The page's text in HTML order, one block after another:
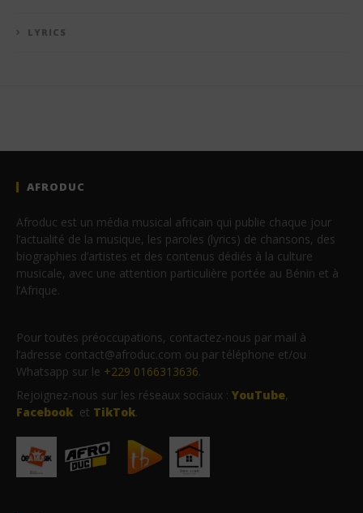
LYRICS
AFRODUC
Afroduc est un média musical africain qui publie chaque jour
l’actualité de la musique, les paroles (lyrics) de chansons, des
biographies d’artistes et des contenus dédiés à la culture
musicale, avec une attention particulière portée au Bénin et à
l’Afrique.
Pour toutes préoccupations, contactez-nous par mail à
l’adresse contact@afroduc.com ou par téléphone et/ou
Whatsapp sur le +229 0166313636.
Rejoignez-nous sur les réseaux sociaux : YouTube,
Facebook et TikTok.